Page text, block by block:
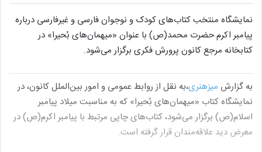
نمایشگاه منتخب کتاب‌های کودک و نوجوان فارسی و غیرفارسی درباره
پیامبر اکرم حضرت محمد(ص) با عنوان «میهمان‌های بُحیرا» در
کتابخانه مرجع کانون پرورش فکری برگزار می‌شود.
به گزارش میزهنری،به نقل از روابط‌ عمومی و امور بین‌الملل کانون، در
نمایشگاه کتاب «میهمان‌های بُحیرا» که به مناسبت میلاد پیامبر
اسلام(ص) برگزار می‌شود، کتاب‌های چاپی مرتبط با پیامبر اکرم(ص) در
معرض دید علاقه‌مندان قرار گرفته است.